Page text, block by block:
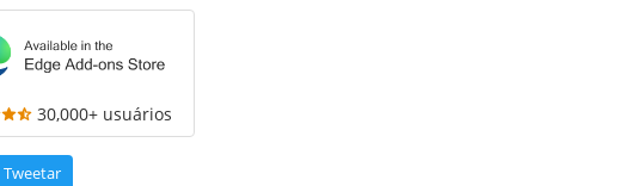
30,000+ usuários
Tweetar